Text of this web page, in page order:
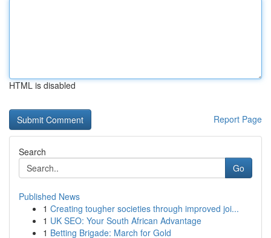
HTML is disabled
Report Page
Search
Go
Published News
1 Creating tougher societies through improved joi...
1 UK SEO: Your South African Advantage
1 Betting Brigade: March for Gold